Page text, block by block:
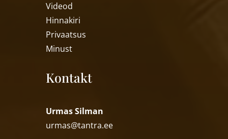
Videod
Hinnakiri
Privaatsus
Minust
Kontakt
Urmas Silman
urmas@tantra.ee